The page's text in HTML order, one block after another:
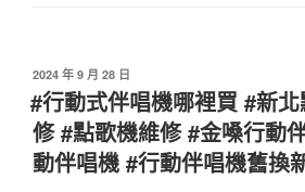
發
佈
於
2024 年 9 月 28 日
#行動式伴唱機哪裡買 #新
修 #點歌機維修 #金嗓行動
動伴唱機 #行動伴唱機舊換